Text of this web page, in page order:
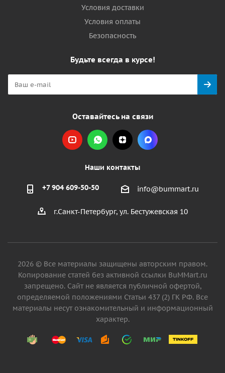
Условия доставки
Условия оплаты
Безопасность
Будьте всегда в курсе!
Оставайтесь на связи
Наши контакты
+7 904 609-50-50 info@bummart.ru
г.Санкт-Петербург, ул. Бестужевская 10
2026 © Все материалы защищены авторским правом.
Копирование статей без активной ссылки BuMMart.ru
запрещено. Сайт не является публичной офертой,
определяемой положениями Статьи 437 (2) ГК РФ. Все
материалы несут ознакомительный и информационный
характер.